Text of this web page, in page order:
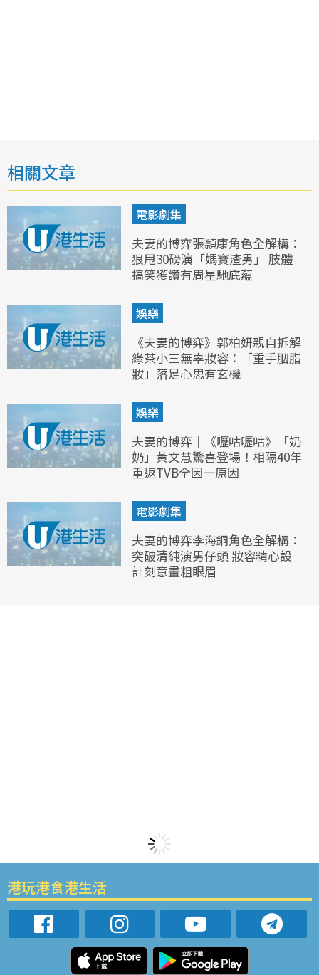
相關文章
電影劇集
夫妻的博弈張頴康角色全解構：
狠甩30磅演「媽寶渣男」 肢體
搞笑獲讚有周星馳底蘊
娛樂
《夫妻的博弈》郭柏妍親自拆解
綠茶小三無辜妝容：「重手胭脂
妝」落足心思有玄機
娛樂
夫妻的博弈｜《嚦咕嚦咕》「奶
奶」黃文慧驚喜登場！相隔40年
重返TVB全因一原因
電影劇集
夫妻的博弈李海銅角色全解構：
突破清純演男仔頭 妝容精心設
計刻意畫粗眼眉
港玩港食港生活